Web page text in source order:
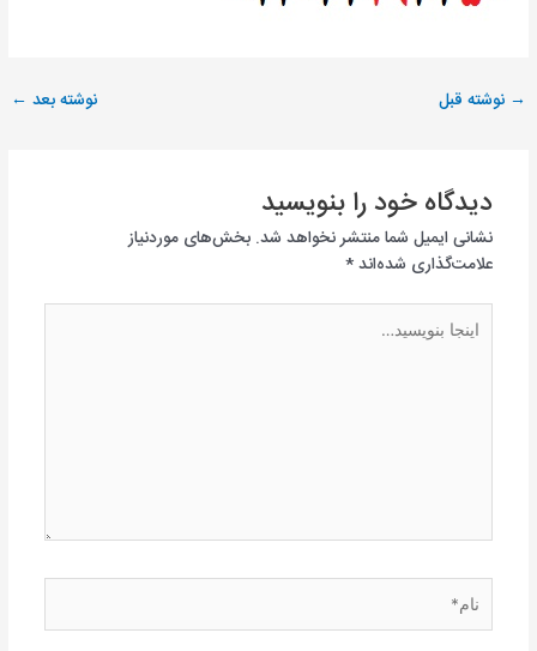
→ نوشته قبل نوشته بعد ←
دیدگاه‌ خود را بنویسید
نشانی ایمیل شما منتشر نخواهد شد. بخش‌های موردنیاز
علامت‌گذاری شده‌اند*
بنویسید…